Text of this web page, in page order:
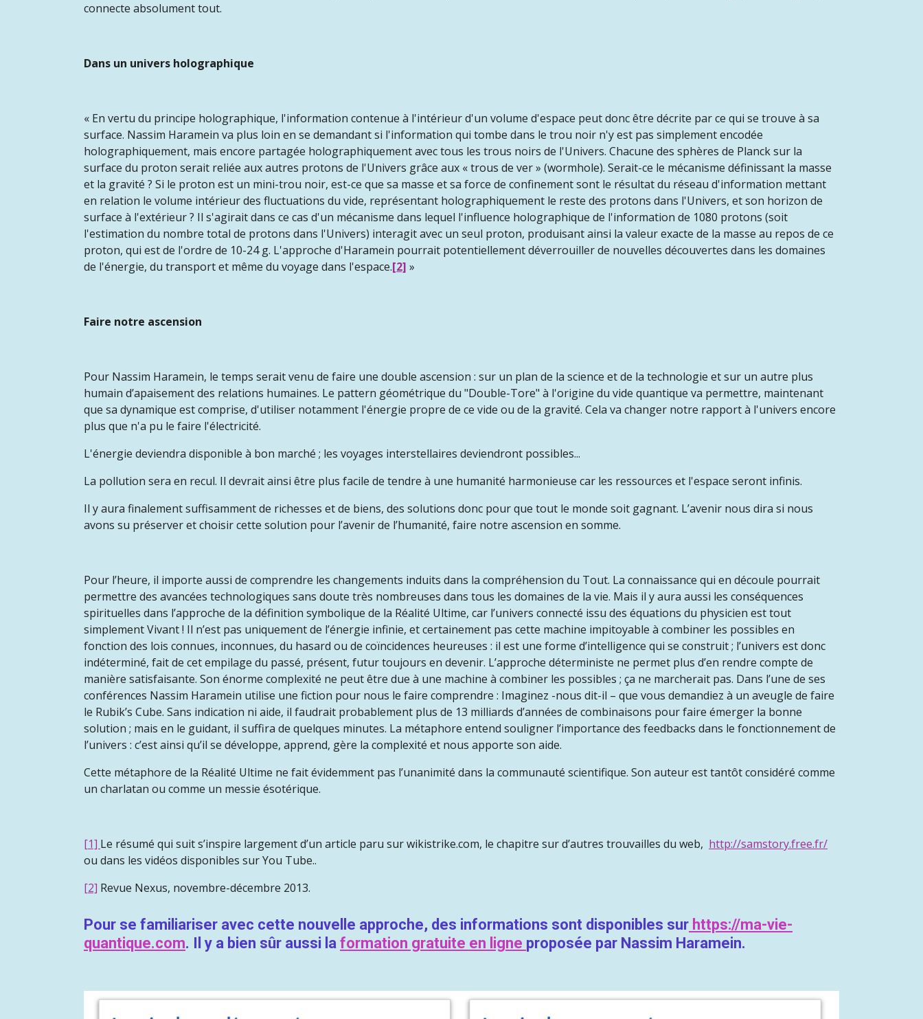
connecte absolument tout.
Dans un univers holographique
« En vertu du principe holographique, l'information contenue à l'intérieur d'un volume d'espace peut donc être décrite par ce qui se trouve à sa
surface. Nassim Haramein va plus loin en se demandant si l'information qui tombe dans le trou noir n'y est pas simplement encodée
holographiquement, mais encore partagée holographiquement avec tous les trous noirs de l'Univers. Chacune des sphères de Planck sur la
surface du proton serait reliée aux autres protons de l'Univers grâce aux « trous de ver » (wormhole). Serait-ce le mécanisme définissant la masse
et la gravité ? Si le proton est un mini-trou noir, est-ce que sa masse et sa force de confinement sont le résultat du réseau d'information mettant
en relation le volume intérieur des fluctuations du vide, représentant holographiquement le reste des protons dans l'Univers, et son horizon de
surface à l'extérieur ? Il s'agirait dans ce cas d'un mécanisme dans lequel l'influence holographique de l'information de 1080 protons (soit
l'estimation du nombre total de protons dans l'Univers) interagit avec un seul proton, produisant ainsi la valeur exacte de la masse au repos de ce
proton, qui est de l'ordre de 10-24 g. L'approche d'Haramein pourrait potentiellement déverrouiller de nouvelles découvertes dans les domaines
de l'énergie, du transport et même du voyage dans l'espace.[2] »
Faire notre ascension
Pour Nassim Haramein, le temps serait venu de faire une double ascension : sur un plan de la science et de la technologie et sur un autre plus
humain d’apaisement des relations humaines. Le pattern géométrique du "Double-Tore" à l'origine du vide quantique va permettre, maintenant
que sa dynamique est comprise, d'utiliser notamment l'énergie propre de ce vide ou de la gravité. Cela va changer notre rapport à l'univers encore
plus que n'a pu le faire l'électricité.
L'énergie deviendra disponible à bon marché ; les voyages interstellaires deviendront possibles...
La pollution sera en recul. Il devrait ainsi être plus facile de tendre à une humanité harmonieuse car les ressources et l'espace seront infinis.
Il y aura finalement suffisamment de richesses et de biens, des solutions donc pour que tout le monde soit gagnant. L’avenir nous dira si nous
avons su préserver et choisir cette solution pour l’avenir de l’humanité, faire notre ascension en somme.
Pour l’heure, il importe aussi de comprendre les changements induits dans la compréhension du Tout. La connaissance qui en découle pourrait
permettre des avancées technologiques sans doute très nombreuses dans tous les domaines de la vie. Mais il y aura aussi les conséquences
spirituelles dans l’approche de la définition symbolique de la Réalité Ultime, car l’univers connecté issu des équations du physicien est tout
simplement Vivant ! Il n’est pas uniquement de l’énergie infinie, et certainement pas cette machine impitoyable à combiner les possibles en
fonction des lois connues, inconnues, du hasard ou de coïncidences heureuses : il est une forme d’intelligence qui se construit ; l’univers est donc
indéterminé, fait de cet empilage du passé, présent, futur toujours en devenir. L’approche déterministe ne permet plus d’en rendre compte de
manière satisfaisante. Son énorme complexité ne peut être due à une machine à combiner les possibles ; ça ne marcherait pas. Dans l’une de ses
conférences Nassim Haramein utilise une fiction pour nous le faire comprendre : Imaginez -nous dit-il – que vous demandiez à un aveugle de faire
le Rubik’s Cube. Sans indication ni aide, il faudrait probablement plus de 13 milliards d’années de combinaisons pour faire émerger la bonne
solution ; mais en le guidant, il suffira de quelques minutes. La métaphore entend souligner l’importance des feedbacks dans le fonctionnement de
l’univers : c’est ainsi qu’il se développe, apprend, gère la complexité et nous apporte son aide.
Cette métaphore de la Réalité Ultime ne fait évidemment pas l’unanimité dans la communauté scientifique. Son auteur est tantôt considéré comme
un charlatan ou comme un messie ésotérique.
[1] Le résumé qui suit s’inspire largement d’un article paru sur wikistrike.com, le chapitre sur d’autres trouvailles du web, http://samstory.free.fr/
ou dans les vidéos disponibles sur You Tube..
[2] Revue Nexus, novembre-décembre 2013.
Pour se familiariser avec cette nouvelle approche, des informations sont disponibles sur https://ma-vie-
quantique.com. Il y a bien sûr aussi la formation gratuite en ligne proposée par Nassim Haramein.